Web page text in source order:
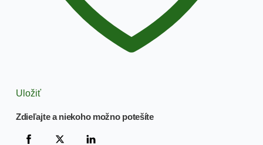
Uložiť
Zdieľajte a niekoho možno potešíte